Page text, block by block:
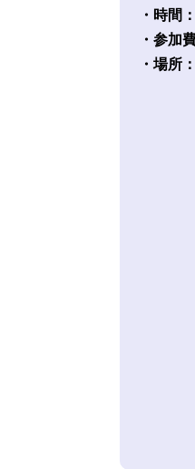
・時間
・参加
・場所